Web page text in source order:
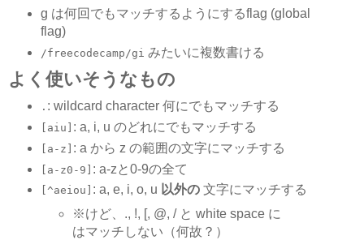
g は何回でもマッチするようにするflag (global
flag)
/freecodecamp/gi みたいに複数書ける
よく使いそうなもの
. : wildcard character 何にでもマッチする
[aiu] : a, i, u のどれにでもマッチする
[a-z] : a から z の範囲の文字にマッチする
[a-z0-9] : a-zと0-9の全て
[^aeiou] : a, e, i, o, u 以外の文字にマッチする
※けど、., !, [, @, / と white space に
はマッチしない（何故？）